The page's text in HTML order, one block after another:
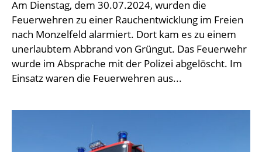
Am Dienstag, dem 30.07.2024, wurden die
Feuerwehren zu einer Rauchentwicklung im Freien
nach Monzelfeld alarmiert. Dort kam es zu einem
unerlaubtem Abbrand von Grüngut. Das Feuerwehr
wurde im Absprache mit der Polizei abgelöscht. Im
Einsatz waren die Feuerwehren aus...